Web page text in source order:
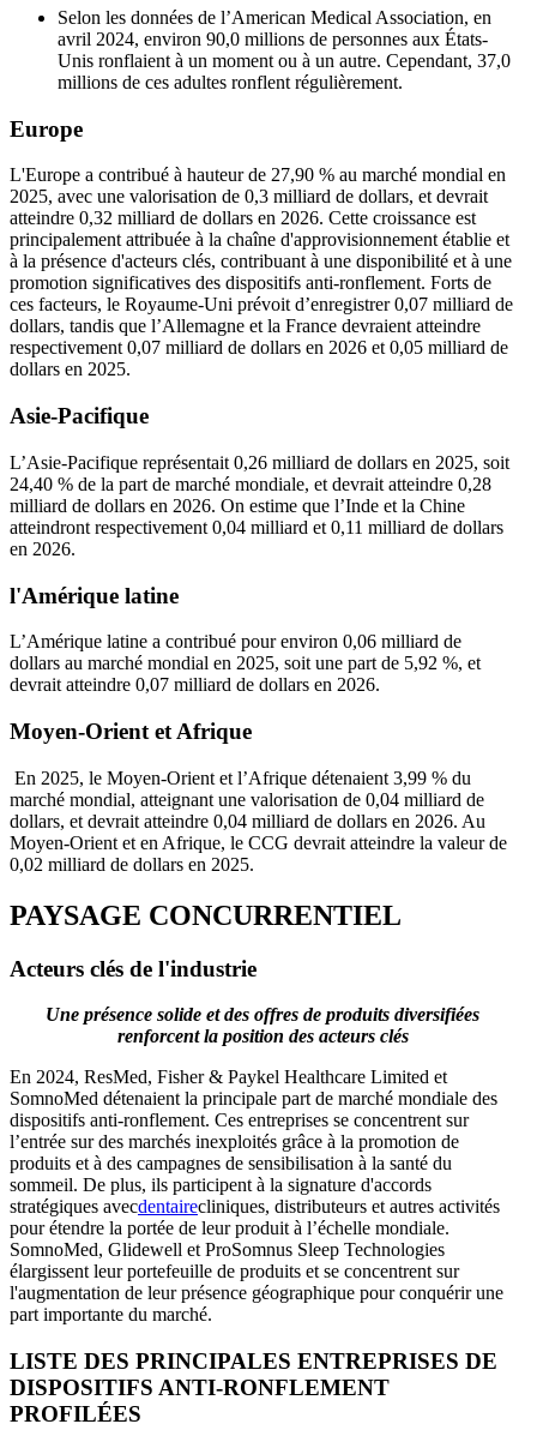
Selon les données de l’American Medical Association, en
avril 2024, environ 90,0 millions de personnes aux États-
Unis ronflaient à un moment ou à un autre. Cependant, 37,0
millions de ces adultes ronflent régulièrement.
Europe
L'Europe a contribué à hauteur de 27,90 % au marché mondial en
2025, avec une valorisation de 0,3 milliard de dollars, et devrait
atteindre 0,32 milliard de dollars en 2026. Cette croissance est
principalement attribuée à la chaîne d'approvisionnement établie et
à la présence d'acteurs clés, contribuant à une disponibilité et à une
promotion significatives des dispositifs anti-ronflement. Forts de
ces facteurs, le Royaume-Uni prévoit d’enregistrer 0,07 milliard de
dollars, tandis que l’Allemagne et la France devraient atteindre
respectivement 0,07 milliard de dollars en 2026 et 0,05 milliard de
dollars en 2025.
Asie-Pacifique
L’Asie-Pacifique représentait 0,26 milliard de dollars en 2025, soit
24,40 % de la part de marché mondiale, et devrait atteindre 0,28
milliard de dollars en 2026. On estime que l’Inde et la Chine
atteindront respectivement 0,04 milliard et 0,11 milliard de dollars
en 2026.
l'Amérique latine
L’Amérique latine a contribué pour environ 0,06 milliard de
dollars au marché mondial en 2025, soit une part de 5,92 %, et
devrait atteindre 0,07 milliard de dollars en 2026.
Moyen-Orient et Afrique
En 2025, le Moyen-Orient et l’Afrique détenaient 3,99 % du
marché mondial, atteignant une valorisation de 0,04 milliard de
dollars, et devrait atteindre 0,04 milliard de dollars en 2026. Au
Moyen-Orient et en Afrique, le CCG devrait atteindre la valeur de
0,02 milliard de dollars en 2025.
PAYSAGE CONCURRENTIEL
Acteurs clés de l'industrie
Une présence solide et des offres de produits diversifiées
renforcent la position des acteurs clés
En 2024, ResMed, Fisher & Paykel Healthcare Limited et
SomnoMed détenaient la principale part de marché mondiale des
dispositifs anti-ronflement. Ces entreprises se concentrent sur
l’entrée sur des marchés inexploités grâce à la promotion de
produits et à des campagnes de sensibilisation à la santé du
sommeil. De plus, ils participent à la signature d'accords
stratégiques avecdentairecliniques, distributeurs et autres activités
pour étendre la portée de leur produit à l’échelle mondiale.
SomnoMed, Glidewell et ProSomnus Sleep Technologies
élargissent leur portefeuille de produits et se concentrent sur
l'augmentation de leur présence géographique pour conquérir une
part importante du marché.
LISTE DES PRINCIPALES ENTREPRISES DE
DISPOSITIFS ANTI-RONFLEMENT
PROFILÉES